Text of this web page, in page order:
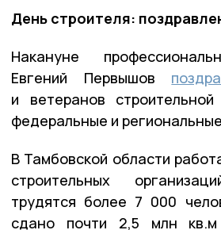
День строителя:
Накануне
Евгений Первышов
и ветеранов
федеральные и
В Тамбовской области
строительных
трудятся более 7 000
сдано почти 2,5 млн кв.м